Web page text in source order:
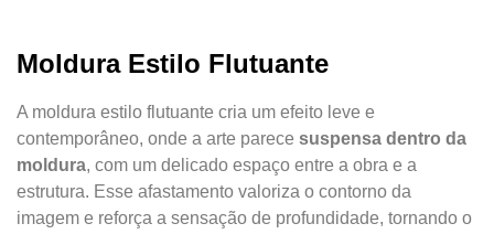
Moldura Estilo Flutuante
A moldura estilo flutuante cria um efeito leve e
contemporâneo, onde a arte parece suspensa dentro da
moldura, com um delicado espaço entre a obra e a
estrutura. Esse afastamento valoriza o contorno da
imagem e reforça a sensação de profundidade, tornando o